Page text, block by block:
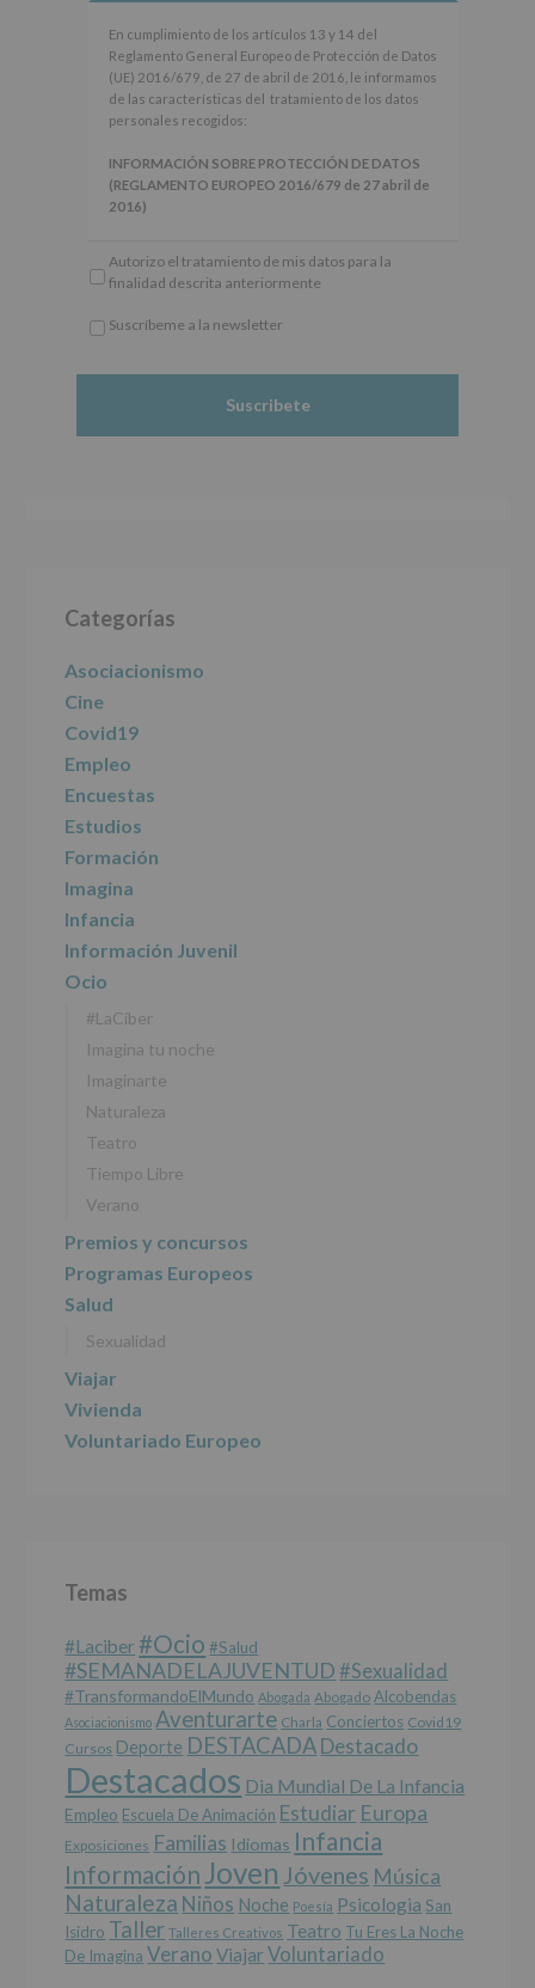
cumplimiento
los
artículos
del
Europeo
de
de
(UE)
27
las
características
tratamiento
de
datos
personales
INFORMACIÓN
SOBRE
PROTECCIÓN
DE
DATOS
EUROPEO
2016/679
27
abril
2016)
AYUNTAMIENTO
DE
Finalidad
Información
actividades
y
programas
para
Legitimación
Consentimiento
interesado
se
datos
a
terceros,
salvo
obligación
legal.
Derechos:
De
acceso,
rectificación,
supresión,
así
como
otros
derechos,
según
En cumplimiento de los artículos 13 y 14 del
Reglamento General Europeo de Protección de Datos
(UE) 2016/679, de 27 de abril de 2016, le informamos
de las características del tratamiento de los datos
personales recogidos:
INFORMACIÓN SOBRE PROTECCIÓN DE DATOS
(REGLAMENTO EUROPEO 2016/679 de 27 abril de
2016)
Finalidad : Información actividades y programas
participativos para jóvenes.
este fin específico.
obligación legal.
De acceso, rectificación, supresión, así
Autorizo el tratamiento de mis datos para la
finalidad descrita anteriormente
*
Suscríbeme a la newsletter
lateral
principal
Categorías
Asociacionismo
Cine
Covid19
Empleo
Encuestas
Estudios
Formación
Imagina
Infancia
Información Juvenil
Ocio
#LaCiber
Imagina tu noche
Imaginarte
Naturaleza
Teatro
Tiempo Libre
Verano
Premios y concursos
Programas Europeos
Salud
Sexualidad
Viajar
Vivienda
Voluntariado Europeo
Temas
#laciber#Ocio #salud
#SEMANADELAJUVENTUD #sexualidad
#TransformandoElMundo Abogada Abogado Alcobendas
Asociacionismo Aventurarte Charla Conciertos Covid19
Cursos Deporte DESTACADADestacado
Destacados Dia Mundial De La Infancia
Empleo Escuela De Animación Estudiar Europa
Exposiciones Familias Idiomas Infancia
Información Joven Jóvenes Música
Naturaleza Niños Noche Poesía Psicologia San
Isidro Taller Talleres Creativos Teatro Tu Eres La Noche
De Imagina Verano Viajar Voluntariado